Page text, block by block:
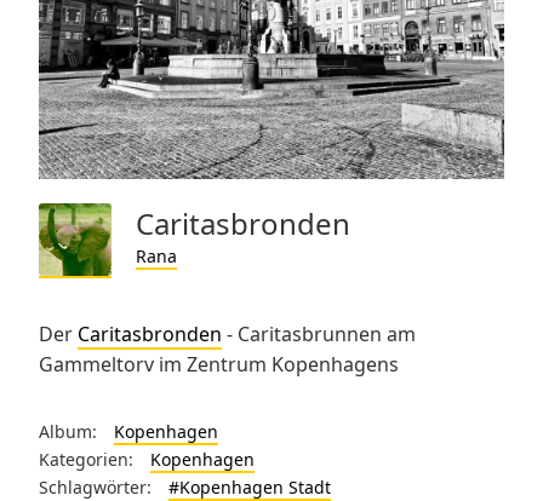
Caritasbronden
Rana
Der Caritasbronden - Caritasbrunnen am
Gammeltorv im Zentrum Kopenhagens
Album:
Kopenhagen
Kategorien:
Kopenhagen
Schlagwörter:
#Kopenhagen Stadt